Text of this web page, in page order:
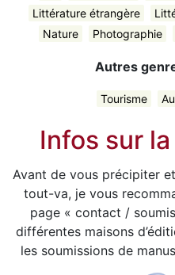
Littérature étrangère
Nature
Photographie
Autres
Tourisme
Infos sur
Avant de vous précipiter
tout-va, je vous
page « contact /
différentes maisons
les soumissions de